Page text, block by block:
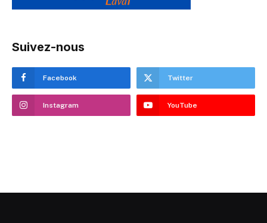
Suivez-nous
Facebook Twitter
Instagram YouTube